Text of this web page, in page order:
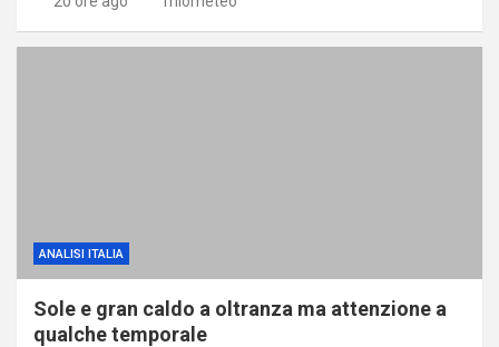
ANALISI ITALIA
Sole e gran caldo a oltranza ma attenzione a
qualche temporale